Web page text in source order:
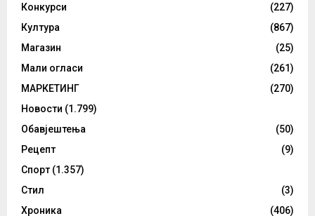
Конкурси
(227)
Култура
(867)
Магазин
(25)
Мали огласи
(261)
МАРКЕТИНГ
(270)
Новости (1.799)
Обавјештења
(50)
Рецепт
(9)
Спорт (1.357)
Стил
(3)
Хроника
(406)